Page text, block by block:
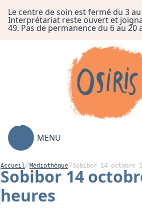
Le centre de soin est fermé du 3
Interprétariat reste ouvert et
49. Pas de permanence du 6 au 20
MENU
Association
Accueil Médiathèque Sobibor 14 octobre
Sobibor 14
heures